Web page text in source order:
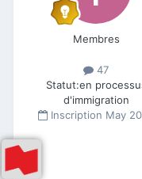
Membres
47
Statut:en
d'immigration
Inscription May